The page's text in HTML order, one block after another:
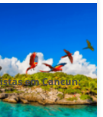
em Cancun: